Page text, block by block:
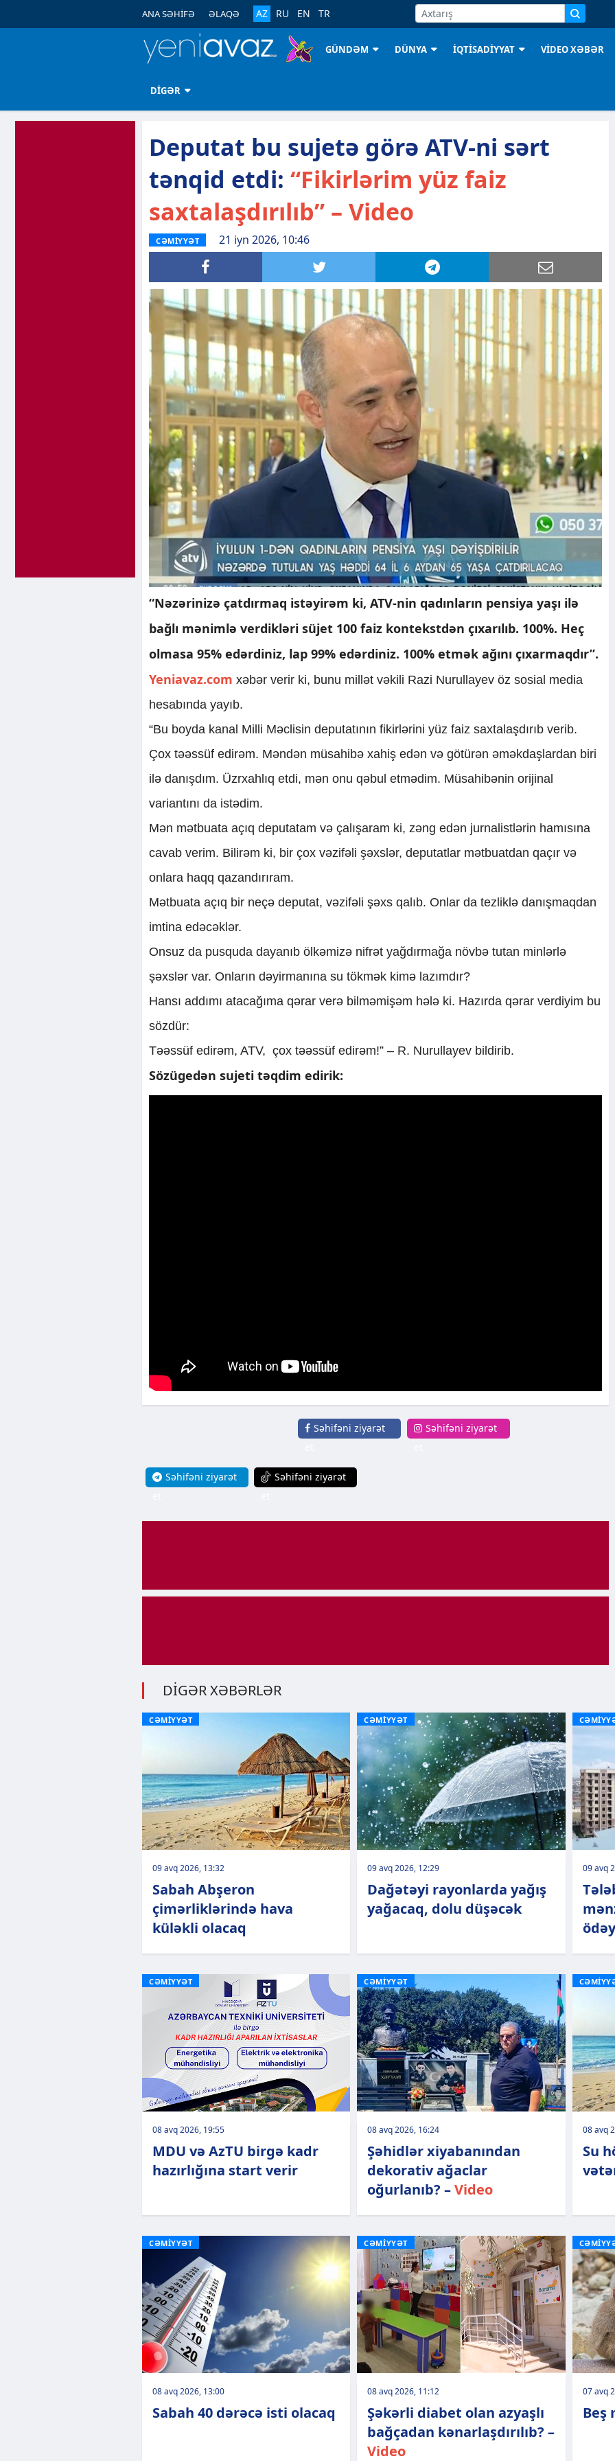
ANA SƏHİFƏ ƏLAQƏ AZ RU EN TR
GÜNDƏM DÜNYA İQTİSADİYYAT VİDEO XƏBƏR
DİGƏR
Deputat bu sujetə görə ATV-ni sərt
tənqid etdi: “Fikirlərim yüz faiz
saxtalaşdırılıb” – Video
CƏMİYYƏT 21 iyn 2026, 10:46
“Nəzərinizə çatdırmaq istəyirəm ki, ATV-nin qadınların pensiya yaşı ilə
bağlı mənimlə verdikləri süjet 100 faiz kontekstdən çıxarılıb. 100%. Heç
olmasa 95% edərdiniz, lap 99% edərdiniz. 100% etmək ağını çıxarmaqdır”.
Yeniavaz.com xəbər verir ki, bunu millət vəkili Razi Nurullayev öz sosial media
hesabında yayıb.
“Bu boyda kanal Milli Məclisin deputatının fikirlərini yüz faiz saxtalaşdırıb verib.
Çox təəssüf edirəm. Məndən müsahibə xahiş edən və götürən əməkdaşlardan biri
ilə danışdım. Üzrxahlıq etdi, mən onu qəbul etmədim. Müsahibənin orijinal
variantını da istədim.
Mən mətbuata açıq deputatam və çalışaram ki, zəng edən jurnalistlərin hamısına
cavab verim. Bilirəm ki, bir çox vəzifəli şəxslər, deputatlar mətbuatdan qaçır və
onlara haqq qazandırıram.
Mətbuata açıq bir neçə deputat, vəzifəli şəxs qalıb. Onlar da tezliklə danışmaqdan
imtina edəcəklər.
Onsuz da pusquda dayanıb ölkəmizə nifrət yağdırmağa növbə tutan minlərlə
şəxslər var. Onların dəyirmanına su tökmək kimə lazımdır?
Hansı addımı atacağıma qərar verə bilməmişəm hələ ki. Hazırda qərar verdiyim bu
sözdür:
Təəssüf edirəm, ATV, çox təəssüf edirəm!” – R. Nurullayev bildirib.
Sözügedən sujeti təqdim edirik:
Səhifəni ziyarət
Səhifəni ziyarət
Səhifəni ziyarət
Səhifəni ziyarət
DİGƏR XƏBƏRLƏR
CƏMİYYƏT
09 avq 2026, 13:32
Sabah Abşeron
çimərliklərində hava
küləkli olacaq
CƏMİYYƏT
09 avq 2026, 12:29
Dağətəyi rayonlarda yağış
yağacaq, dolu düşəcək
09 avq
CƏMİYYƏT
08 avq 2026, 19:55
MDU və AzTU birgə kadr
hazırlığına start verir
CƏMİYYƏT
08 avq 2026, 16:24
Şəhidlər xiyabanından
dekorativ ağaclar
oğurlanıb? –Video
08 avq
Su
CƏMİYYƏT
08 avq 2026, 13:00
Sabah 40 dərəcə isti olacaq
CƏMİYYƏT
08 avq 2026, 11:12
Şəkərli diabet olan azyaşlı
bağçadan kənarlaşdırılıb? –
Video
07 avq
Beş